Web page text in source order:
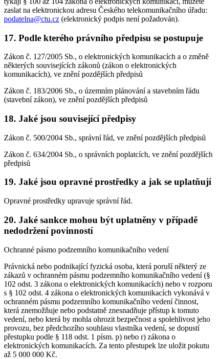
zaslat na elektronickou adresu Českého telekomunikačního úřadu:
podatelna@ctu.cz (elektronický podpis není požadován).
17. Podle kterého právního předpisu se postupuje
Zákon č. 127/2005 Sb., o elektronických komunikacích a o změně
některých souvisejících zákonů (zákon o elektronických
komunikacích), ve znění pozdějších předpisů
Zákon č. 183/2006 Sb., o územním plánování a stavebním řádu
(stavební zákon), ve znění pozdějších předpisů
18. Jaké jsou související předpisy
Zákon č. 500/2004 Sb., správní řád, ve znění pozdějších předpisů
Zákon č. 634/2004 Sb., o správních poplatcích, ve znění pozdějších
předpisů
19. Jaké jsou opravné prostředky a jak se uplatňují
Opravné prostředky upravuje správní řád.
20. Jaké sankce mohou být uplatněny v případě
nedodržení povinností
Ochranné pásmo podzemního komunikačního vedení
Právnická nebo podnikající fyzická osoba, která poruší některý ze
zákazů v ochranném pásmu podzemního komunikačního vedení (§
102 odst. 3 zákona o elektronických komunikacích) nebo v rozporu
s § 102 odst. 4 zákona o elektronických komunikacích vykonává v
ochranném pásmu podzemního komunikačního vedení činnost,
která znemožňuje nebo podstatně znesnadňuje přístup k tomuto
vedení, nebo která by mohla ohrozit bezpečnost a spolehlivost jeho
provozu, bez předchozího souhlasu vlastníka vedení, se dopustí
přestupku podle § 118 odst. 1 písm. p) nebo r) zákona o
elektronických komunikacích. Za tento přestupek lze uložit pokutu
až 5 000 000 Kč.